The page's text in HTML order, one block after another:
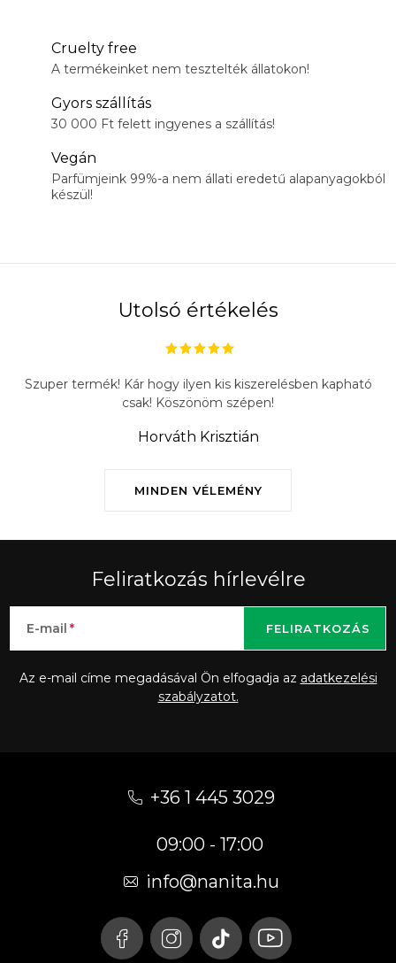
Cruelty free
A termékeinket nem tesztelték állatokon!
Gyors szállítás
30 000 Ft felett ingyenes a szállítás!
Vegán
Parfümjeink 99%-a nem állati eredetű alapanyagokból
készül!
Utolsó értékelés
MINDEN VÉLEMÉNY
Szuper termék! Kár hogy ilyen kis kiszerelésben kapható
csak! Köszönöm szépen!
Horváth Krisztián
Feliratkozás hírlevélre
E-mail
Az e-mail címe megadásával Ön elfogadja az adatkezelési
szabályzatot.
FELIRATKOZÁS
+36 1 445 3029
09:00 - 17:00
info@nanita.hu